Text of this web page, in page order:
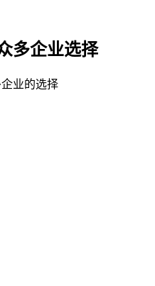
多企业选择
业的选择